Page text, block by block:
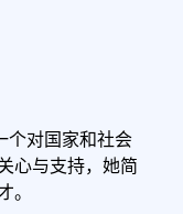
个对国家和社会
心与支持，她简
。